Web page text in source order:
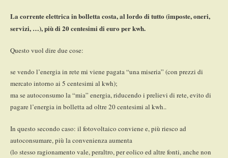
La corrente elettrica in bolletta costa, al lordo di tutto (imposte, oneri,
servizi, …), più di 20 centesimi di euro per kwh.
Questo vuol dire due cose:
se vendo l’energia in rete mi viene pagata “una miseria” (con prezzi di
mercato intorno ai 5 centesimi al kwh);
ma se autoconsumo la “mia” energia, riducendo i prelievi di rete, evito di
pagare l’energia in bolletta ad oltre 20 centesimi al kwh..
In questo secondo caso: il fotovoltaico conviene e, più riesco ad
autoconsumare, più la convenienza aumenta
(lo stesso ragionamento vale, peraltro, per eolico ed altre fonti, anche non